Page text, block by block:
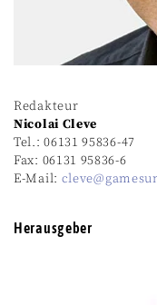
Redakteur
Nicolai Cleve
Tel.: 06131 95836-47
Fax: 06131 95836-6
E-Mail:
Herausgeber